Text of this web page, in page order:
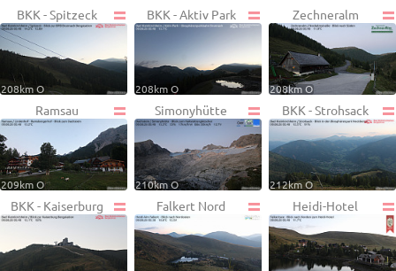
BKK - Spitzeck
208km O
BKK - Aktiv Park
208km O
Zechneralm
208km O
Ramsau
209km O
Simonyhütte
210km O
BKK - Strohsack
212km O
BKK - Kaiserburg Falkert Nord Heidi-Hotel